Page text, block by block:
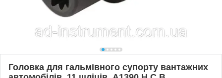
Головка для гальмівного супорту вантажних